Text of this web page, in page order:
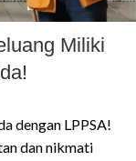
Miliki
dengan LPPSA!
dan nikmati